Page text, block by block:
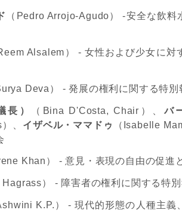
（ Pedro Arrojo-Agudo） -安全な飲料
Alsalem ） - 女性および少女に対
Deva ） -発展の権利に関する特別
長） （ Bina D'Costa, Chair ）、 バ
）、 イザベル・ママドゥ （ Isabelle
Khan ） -意見・表現の自由の促進
Hagrass） - 障害者の権利に関する特
K.P. ） - 現代的形態の人種主義